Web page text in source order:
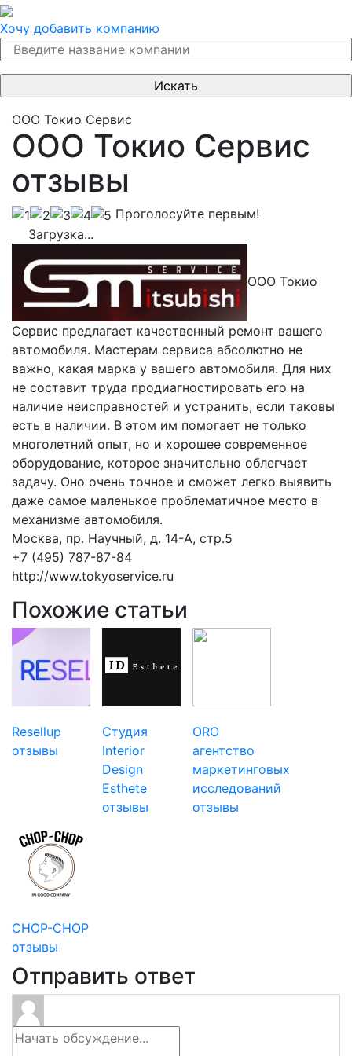
Хочу добавить компанию
ООО Токио Сервис
ООО Токио Сервис
отзывы
Проголосуйте первым!
Загрузка...
ООО Токио
Сервис предлагает качественный ремонт вашего
автомобиля. Мастерам сервиса абсолютно не
важно, какая марка у вашего автомобиля. Для них
не составит труда продиагностировать его на
наличие неисправностей и устранить, если таковы
есть в наличии. В этом им помогает не только
многолетний опыт, но и хорошее современное
оборудование, которое значительно облегчает
задачу. Оно очень точное и сможет легко выявить
даже самое маленькое проблематичное место в
механизме автомобиля.
Москва, пр. Научный, д. 14-А, стр.5
+7 (495) 787-87-84
http://www.tokyoservice.ru
Похожие статьи
Resellup
отзывы
Студия
Interior
Design
Esthete
отзывы
ORO
агентство
маркетинговых
исследований
отзывы
CHOP-CHOP
отзывы
Отправить ответ